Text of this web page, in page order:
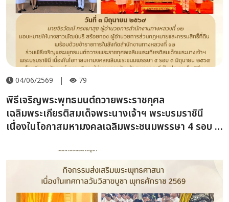
04/06/2569 | 79
พิธีเจริญพระพุทธมนต์ถวายพระราชกุศล
เฉลิมพระเกียรติสมเด็จพระนางเจ้าฯ พระบรมราชินี
เนื่องในโอกาสมหามงคลเฉลิมพระชนมพรรษา 4 รอบ 3